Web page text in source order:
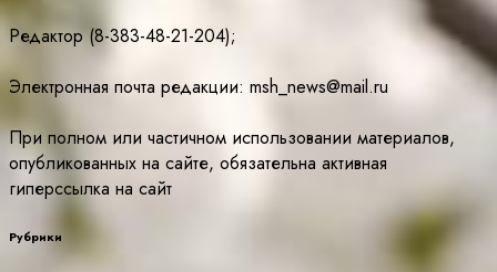
Редактор (8-383-48-21-204);
Электронная почта редакции: msh_news@mail.ru
При полном или частичном использовании материалов,
опубликованных на сайте, обязательна активная
гиперссылка на сайт
Рубрики